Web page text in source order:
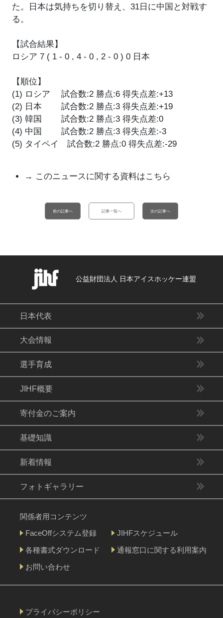
た。日本は気持ちを切り替え、31日に中国と対戦す
る。
【試合結果】
ロシア 7 ( 1 - 0 , 4 - 0 , 2 - 0 ) 0 日本
【順位】
(1) ロシア 試合数:2 勝点:6 得失点差:+13
(2) 日本 試合数:2 勝点:3 得失点差:+19
(3) 韓国 試合数:2 勝点:3 得失点差:0
(4) 中国 試合数:2 勝点:3 得失点差:-3
(5) タイペイ 試合数:2 勝点:0 得失点差:-29
→ このニュースに関する資料はこちら
前の記事へ 記事一覧へ 次の記事へ
公益財団法人 日本アイスホッケー連盟
日本代表
大会情報
選手育成
JIHF概要
寄付金のご案内
基礎知識
新着情報
フォトギャラリー
関係者用コンテンツ
FaceOffシステム登録
JIHFスケジュール
各種書式ダウンロード
通報窓口に関する利用案内
お問い合わせ
プライバシーポリシー